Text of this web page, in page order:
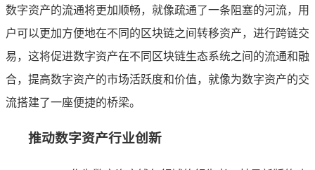
数字资产的流通将更加顺畅，就像疏通了一条阻塞的河流，用
户可以更加方便地在不同的区块链之间转移资产，进行跨链交
易，这将促进数字资产在不同区块链生态系统之间的流通和融
合，提高数字资产的市场活跃度和价值，就像为数字资产的交
流搭建了一座便捷的桥梁。
推动数字资产行业创新